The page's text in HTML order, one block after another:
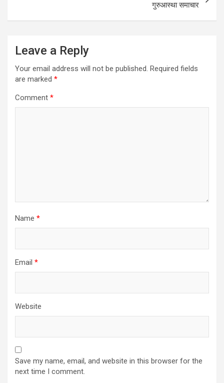
गुरुआस्था समाचार
Leave a Reply
Your email address will not be published. Required fields
are marked *
Comment *
Name *
Email *
Website
Save my name, email, and website in this browser for the
next time I comment.